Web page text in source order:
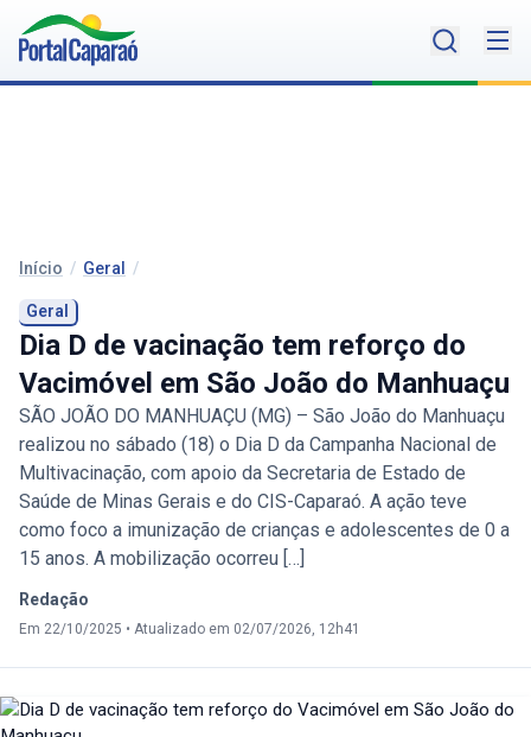
Início / Geral /
Geral
Dia D de vacinação tem reforço do
Vacimóvel em São João do Manhuaçu
SÃO JOÃO DO MANHUAÇU (MG) – São João do Manhuaçu
realizou no sábado (18) o Dia D da Campanha Nacional de
Multivacinação, com apoio da Secretaria de Estado de
Saúde de Minas Gerais e do CIS-Caparaó. A ação teve
como foco a imunização de crianças e adolescentes de 0 a
15 anos. A mobilização ocorreu […]
Redação
Em 22/10/2025 • Atualizado em 02/07/2026, 12h41